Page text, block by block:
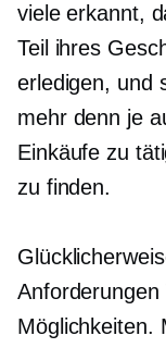
viele erkannt,
Teil ihres
erledigen, und
mehr denn je
Einkäufe zu
zu finden.
Anforderungen
Möglichkeiten.